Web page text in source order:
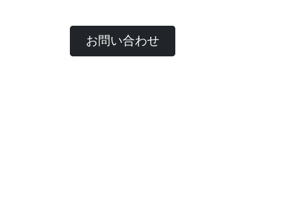
お問い合わせ